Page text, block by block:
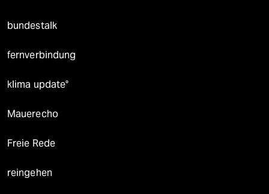
bundestalk
fernverbindung
klima update°
Mauerecho
Freie Rede
reingehen